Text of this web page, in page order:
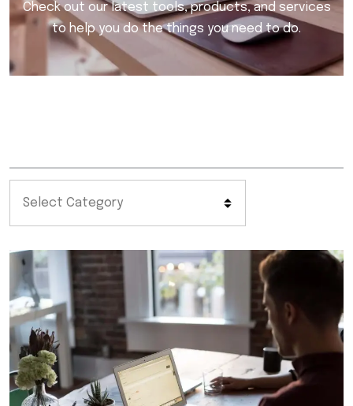
Check out our latest tools, products, and services
to help you do the things you need to do.